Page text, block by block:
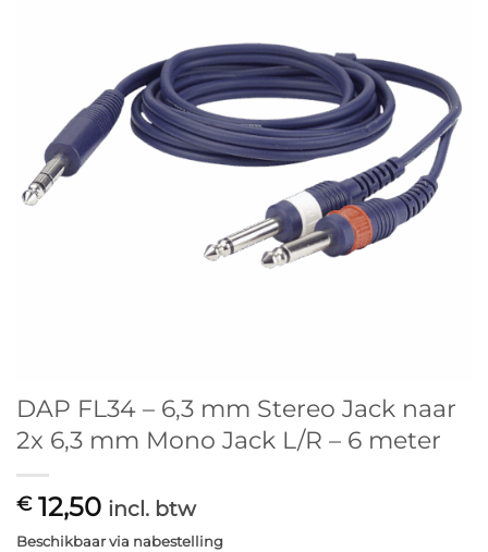
DAP FL34 – 6,3 mm Stereo Jack naar
2x 6,3 mm Mono Jack L/R – 6 meter
€12,50 incl. btw
Beschikbaar via nabestelling